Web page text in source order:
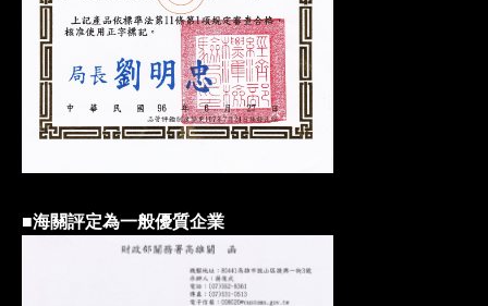
■海關評定為一般優質企業